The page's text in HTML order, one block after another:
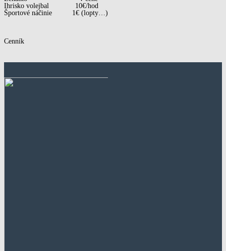
Ihrisko volejbal 10€/hod
Športové náčinie 1€ (lopty…)
Cenník